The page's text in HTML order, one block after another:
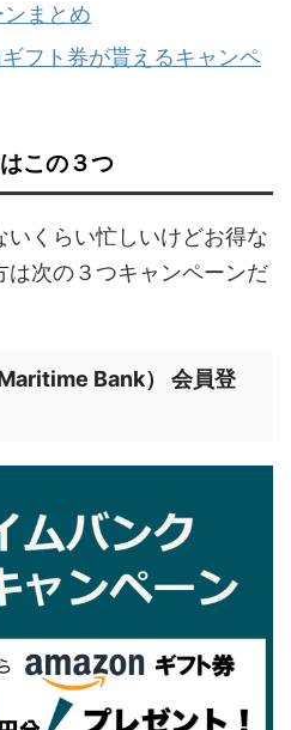
まとめ
フト券が貰えるキャンペ
この３つ
くらい忙しいけどお得な
次の３つキャンペーンだ
Bank） 会員登